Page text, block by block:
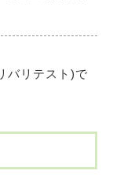
バリテスト)で